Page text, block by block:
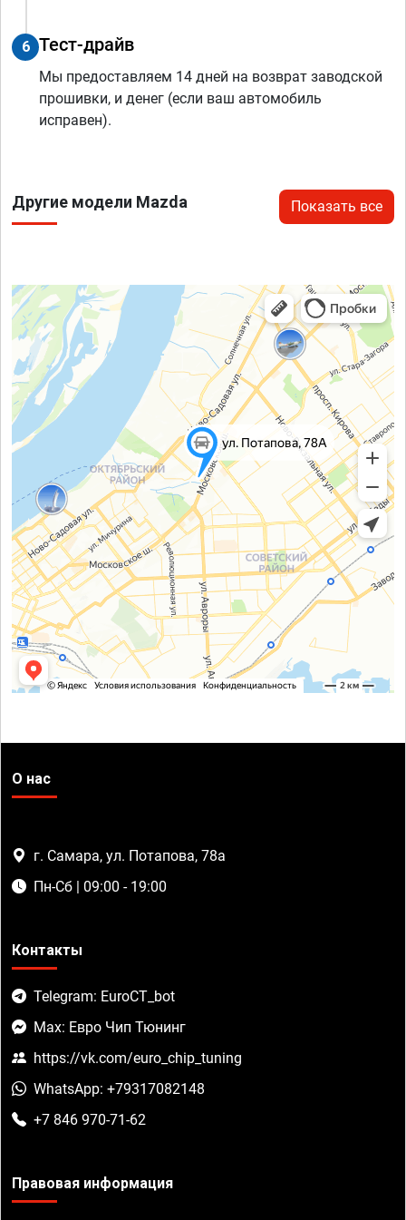
6 Тест-драйв
Мы предоставляем 14 дней на возврат заводской
прошивки, и денег (если ваш автомобиль
исправен).
Другие модели Mazda Показать все
О нас
г. Самара, ул. Потапова, 78а
Пн-Сб | 09:00 - 19:00
Контакты
Telegram: EuroCT_bot
Max: Евро Чип Тюнинг
https://vk.com/euro_chip_tuning
WhatsApp: +79317082148
+7 846 970-71-62
Правовая информация